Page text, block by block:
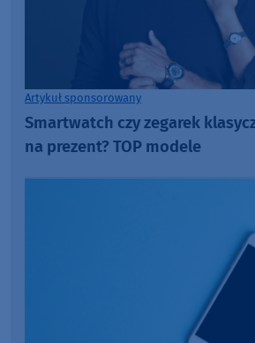
Artykuł sponsorowany
Smartwatch czy zegarek
na prezent? TOP modele